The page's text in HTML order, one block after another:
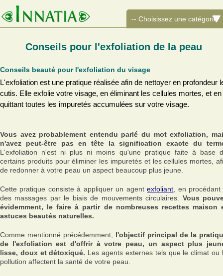
Conseils pour l'exfoliation de la peau
Conseils beauté pour l'exfoliation du visage
L'exfoliation est une pratique réalisée afin de nettoyer en profondeur
cutis. Elle exfolie votre visage, en éliminant les cellules mortes, et en
quittant toutes les impuretés accumulées sur votre visage.
Vous avez probablement entendu parlé du mot exfoliation,
n'avez peut-être pas en tête la signification exacte du
L'exfoliation n'est ni plus ni moins qu'une pratique faite à base
certains produits pour éliminer les impuretés et les cellules mortes,
de redonner à votre peau un aspect beaucoup plus jeune.
Cette pratique consiste à appliquer un agentexfoliant , en procédant
des massages par le biais de mouvements circulaires. Vous
évidemment, le faire à partir de nombreuses recettes maison
astuces beautés naturelles.
Comme mentionné précédemment, l'objectif principal de la
de l'exfoliation est d'offrir à votre peau, un aspect plus
lisse, doux et détoxiqué. Les agents externes tels que le climat ou
pollution affectent la santé de votre peau.